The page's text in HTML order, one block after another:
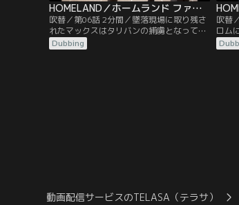
HOMELAND／ホームランド ファイナル・シーズン 第06話／吹替
吹替／第06話 2分間／墜落現場に取り残さ
れたマックスはタリバンの捕虜となってし
まう。捜索を急がせようとするキャリーだ
が非常事態で現場は手が回らない。そこで
Dubbing
吹替
ロム
めた
ウェ
動画配信サービスのTELASA（テラサ）